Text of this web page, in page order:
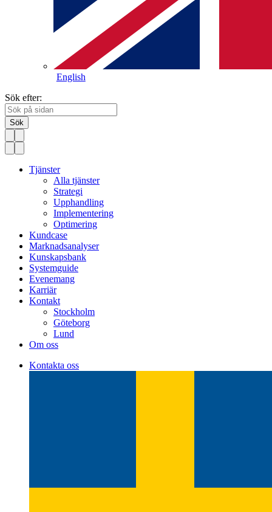
English
Sök efter:
Sök
Tjänster
Alla tjänster
Strategi
Upphandling
Implementering
Optimering
Kundcase
Marknadsanalyser
Kunskapsbank
Systemguide
Evenemang
Karriär
Kontakt
Stockholm
Göteborg
Lund
Om oss
Kontakta oss